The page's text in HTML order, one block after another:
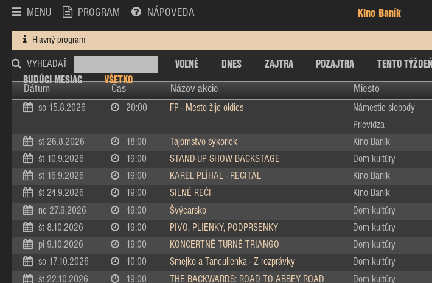
MENU PROGRAM NÁPOVEDA Kino Baník
Hlavný program
VYHĽADAŤ VOĽNÉ DNES ZAJTRA POZAJTRA TENTO TÝŽDEŇ
BUDÚCI MESIAC
VŠETKO
Dátum Čas Názov akcie Miesto
so 15.8.2026 20:00 FP - Mesto žije oldies
Námestie slobody
Prievidza
st 26.8.2026 18:00 Tajomstvo sýkoriek Kino Baník
št 10.9.2026 19:00 STAND-UP SHOW BACKSTAGE Dom kultúry
st 16.9.2026 19:00 KAREL PLÍHAL - RECITÁL Kino Baník
št 24.9.2026 19:00 SILNÉ REČI Kino Baník
ne 27.9.2026 19:00 Švýcarsko Dom kultúry
št 8.10.2026 19:00 PIVO, PLIENKY, PODPRSENKY Dom kultúry
pi 9.10.2026 19:00 KONCERTNÉ TURNÉ TRIANGO Dom kultúry
so 17.10.2026 10:00 Smejko a Tanculienka - Z rozprávky Dom kultúry
št 22.10.2026 19:00 THE BACKWARDS: ROAD TO ABBEY ROAD Dom kultúry